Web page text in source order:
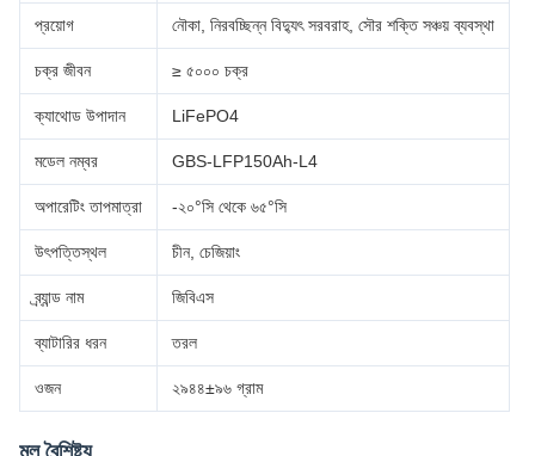
প্রয়োগ নৌকা, নিরবচ্ছিন্ন বিদ্যুৎ সরবরাহ, সৌর শক্তি সঞ্চয় ব্যবস্থা
চক্র জীবন ≥ ৫০০০ চক্র
ক্যাথোড উপাদান LiFePO4
মডেল নম্বর GBS-LFP150Ah-L4
অপারেটিং তাপমাত্রা -২০°সি থেকে ৬৫°সি
উৎপত্তিস্থল চীন, চেজিয়াং
ব্র্যান্ড নাম জিবিএস
ব্যাটারির ধরন তরল
ওজন ২৯৪৪±৯৬ গ্রাম
মূল বৈশিষ্ট্য